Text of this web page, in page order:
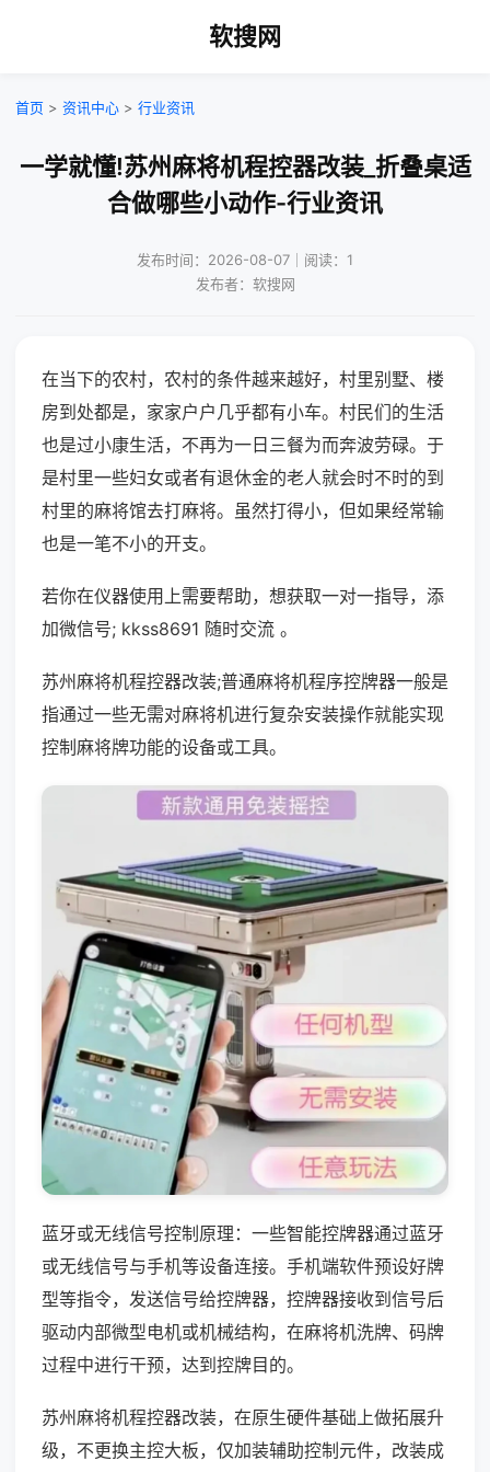
软搜网
首页 > 资讯中心 > 行业资讯
一学就懂!苏州麻将机程控器改装_折叠桌适
合做哪些小动作-行业资讯
发布时间：2026-08-07｜阅读：1
发布者：软搜网
在当下的农村，农村的条件越来越好，村里别墅、楼
房到处都是，家家户户几乎都有小车。村民们的生活
也是过小康生活，不再为一日三餐为而奔波劳碌。于
是村里一些妇女或者有退休金的老人就会时不时的到
村里的麻将馆去打麻将。虽然打得小，但如果经常输
也是一笔不小的开支。
若你在仪器使用上需要帮助，想获取一对一指导，添
加微信号; kkss8691 随时交流 。
苏州麻将机程控器改装;普通麻将机程序控牌器一般是
指通过一些无需对麻将机进行复杂安装操作就能实现
控制麻将牌功能的设备或工具。
蓝牙或无线信号控制原理：一些智能控牌器通过蓝牙
或无线信号与手机等设备连接。手机端软件预设好牌
型等指令，发送信号给控牌器，控牌器接收到信号后
驱动内部微型电机或机械结构，在麻将机洗牌、码牌
过程中进行干预，达到控牌目的。
苏州麻将机程控器改装，在原生硬件基础上做拓展升
级，不更换主控大板，仅加装辅助控制元件，改装成